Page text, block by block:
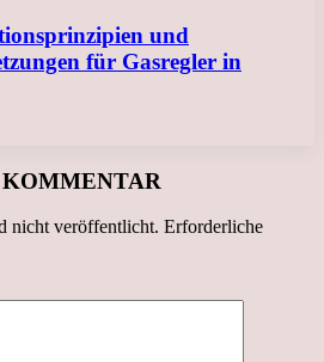
und
für Gasregler in
nicht veröffentlicht. Erforderliche